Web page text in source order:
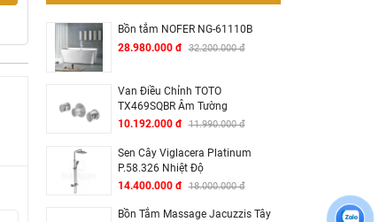
Bồn tắm NOFER NG-61110B
28.980.000 đ 32.200.000 đ
Van Điều Chỉnh TOTO
TX469SQBR Âm Tường
10.192.000 đ 11.990.000 đ
Sen Cây Viglacera Platinum
P.58.326 Nhiệt Độ
14.400.000 đ 18.000.000 đ
Bồn Tắm Massage Jacuzzis Tây